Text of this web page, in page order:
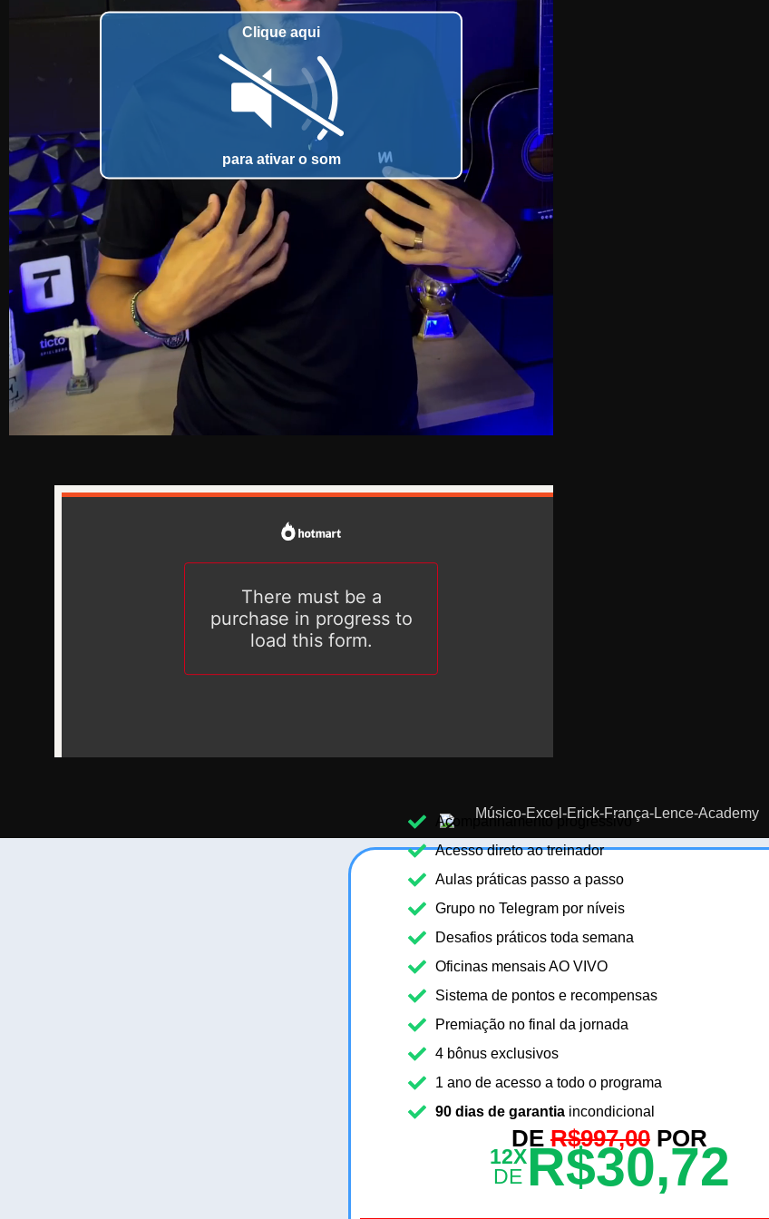
Acompanhamento progressivo
Acesso direto ao treinador
Aulas práticas passo a passo
Grupo no Telegram por níveis
Desafios práticos toda semana
Oficinas mensais AO VIVO
Sistema de pontos e recompensas
Premiação no final da jornada
4 bônus exclusivos
1 ano de acesso a todo o programa
90 dias de garantia incondicional
DE R$997,00 POR
12X
DER$30,72